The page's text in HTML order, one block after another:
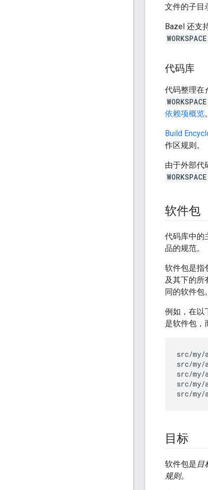
文件的子目
Bazel 还支
代码库
代码整理在
WORKSPACE
依赖项概览。
Build
作区规则。
由于外部代
WORKSPACE
软件包
代码库中的
品的规范。
软件包是指
及其下的所
同的软件包。
例如，在以
是软件包，
src/my/
src/my/
src/
src/my/
目标
软件包是目
规则。